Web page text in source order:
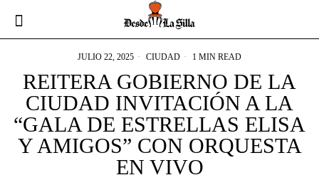
JULIO 22, 2025 CIUDAD 1 MIN READ
REITERA GOBIERNO DE LA
CIUDAD INVITACIÓN A LA
“GALA DE ESTRELLAS ELISA
Y AMIGOS” CON ORQUESTA
EN VIVO